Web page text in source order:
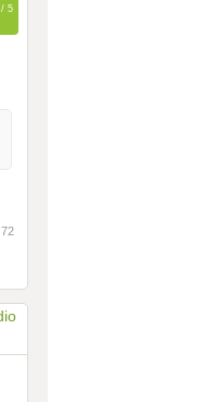
72